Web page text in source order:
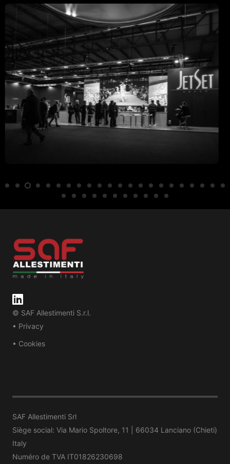
© SAF Allestimenti S.r.l.
• Privacy
• Cookies
SAF Allestimenti Srl
Siège social: Via Mario Spoltore, 11 | 66034 Lanciano (Chieti)
Italy
Numéro de TVA IT01826230698